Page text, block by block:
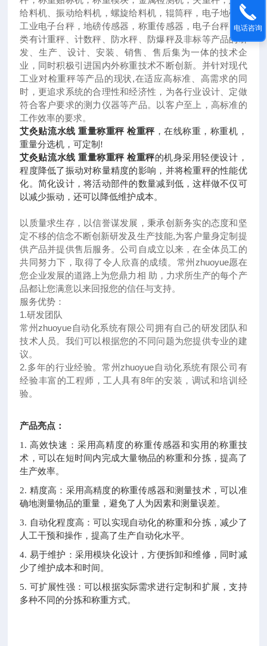
给料机、振动给料机，螺旋给料机，辊筒秤，电子地磅，
工业电子台秤，地磅传感器，称重传感器，电子台秤；种
类有计重秤、计数秤、防水秤、防爆秤及非标等产品的研
发、生产、设计、安装、销售、售后集为一体的技术企
业，同时积极引进国内外称重技术不断创新。并针对现代
工业对检重秤等产品的现状,在适应高标准、高需求的同
时，更追求系统的合理性和经济性，为各行业设计、定做
符合客户要求的测力仪器等产品。以客户至上，高标准的
工作效率的要求。
艾灸贴流水线 重量称重秤 检重秤，在线称重，称重机，
重量分选机，可定制 !
艾灸贴流水线 重量称重秤 检重秤的机身采用轻便设计，
程度降低了振动对称量精度的影响，并将检重秤的性能优
化。简化设计，将活动部件的数量减到低，这样做不仅可
以减少振动，还可以降低维护成本。
以质量求生存，以信誉谋发展，秉承创新务实的态度和坚
定不移的信念不断创新研发及生产技能,为客户量身定制提
供产品并提供售后服务。公司自成立以来，在全体员工的
共同努力下，取得了令人欣喜的成绩。常州 zhuoyue愿在
您企业发展的道路上为您鼎力相 助，力求所生产的每个产
品都让您满意以来回报您的信任与支持。
服务优势：
1.研发团队
常州 zhuoyue自动化系统有限公司拥有自己的研发团队和
技术人员。我们可以根据您的不同问题为您提供专业的建
议。
2.多年的行业经验。常州 zhuoyue自动化系统有限公司有
经验丰富的工程师，工人具有8年的安装，调试和培训经
验。
产品亮点：
1. 高效快速：采用高精度的称重传感器和实用的称重技
术，可以在短时间内完成大量物品的称重和分拣，提高了
生产效率。
2. 精度高：采用高精度的称重传感器和测量技术，可以准
确地测量物品的重量，避免了人为因素和测量误差。
3. 自动化程度高：可以实现自动化的称重和分拣，减少了
人工干预和操作，提高了生产自动化水平。
4. 易于维护：采用模块化设计，方便拆卸和维修，同时减
少了维护成本和时间。
5. 可扩展性强：可以根据实际需求进行定制和扩展，支持
多种不同的分拣和称重方式。
电话咨询